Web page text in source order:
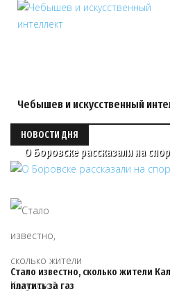
Чебышев и искусственный
НОВОСТИ ДНЯ
О Боровске рассказали на
Стало известно, сколько жители
платить за газ